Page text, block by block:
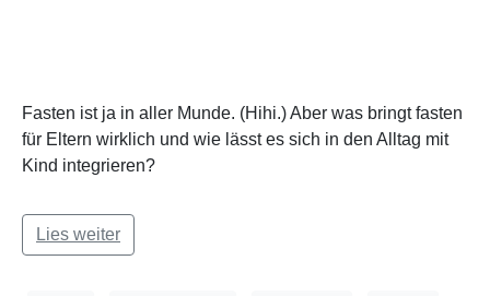
Fasten ist ja in aller Munde. (Hihi.) Aber was bringt fasten
für Eltern wirklich und wie lässt es sich in den Alltag mit
Kind integrieren?
Lies weiter